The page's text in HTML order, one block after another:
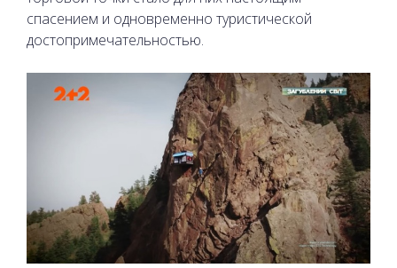
спасением и одновременно туристической
достопримечательностью.